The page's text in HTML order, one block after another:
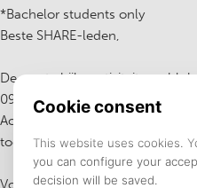
*Bachelor students only
Beste SHARE-leden,
De eerste bijlesactiviteit van
09:00 tot 11:00! Dit keer krijg je
Academische vorming &
toegankelijke en praktische
Voor slechts €5 eigen bijdrage